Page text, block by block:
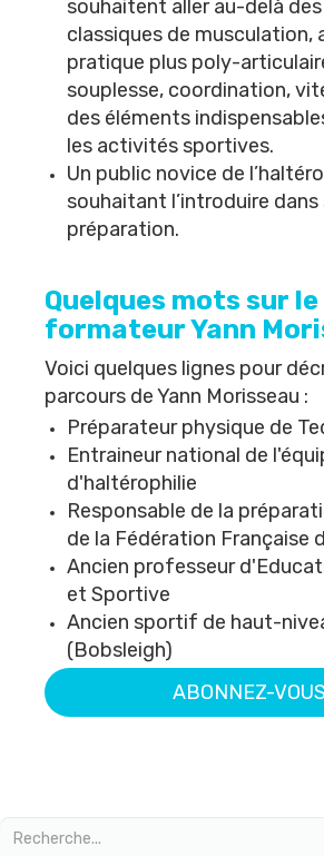
souhaitent aller au-delà
classiques de musculation,
pratique plus poly-
souplesse, coordination,
des éléments
les activités sportives.
Un public novice de
souhaitant l’introduire dans
préparation.
Quelques mots sur le
formateur Yann
Voici quelques lignes pour
parcours de Yann Morisseau :
Préparateur physique de
Entraineur national de
d'haltérophilie
Responsable de la
de la Fédération Française
Ancien professeur
et Sportive
Ancien sportif de haut-
(Bobsleigh)
ABONNEZ-VOUS